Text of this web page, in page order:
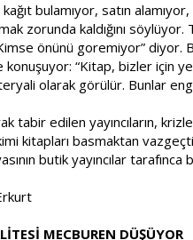
kağıt bulamıyor, satın
zorunda kaldığını söylüyor.
önünü goremiyor” diyor.
konuşuyor: “Kitap, bizler için
olarak görülür. Bunlar
tabir edilen yayıncıların,
kitapları basmaktan
butik yayıncılar
MECBUREN DÜŞÜYOR